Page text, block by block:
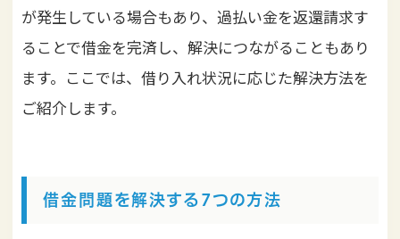
が発生している場合もあり、過払い金を返還請求す
ることで借金を完済し、解決につながることもあり
ます。ここでは、借り入れ状況に応じた解決方法を
ご紹介します。
借金問題を解決する7つの方法